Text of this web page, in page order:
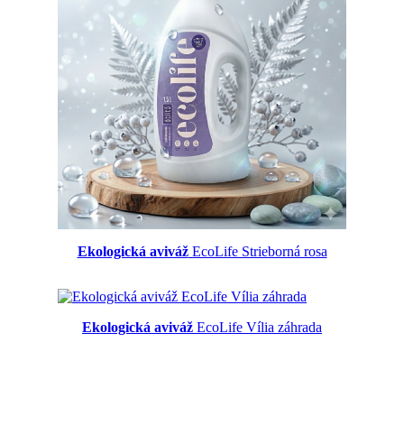
Ekologická avivážEcoLife Strieborná rosa
Ekologická aviváž EcoLife Vília záhrada